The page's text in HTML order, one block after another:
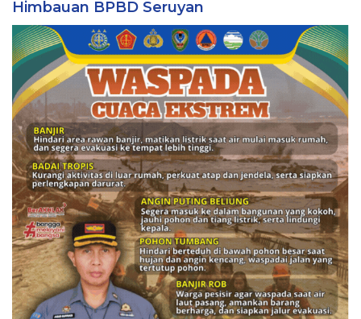
Himbauan BPBD Seruyan